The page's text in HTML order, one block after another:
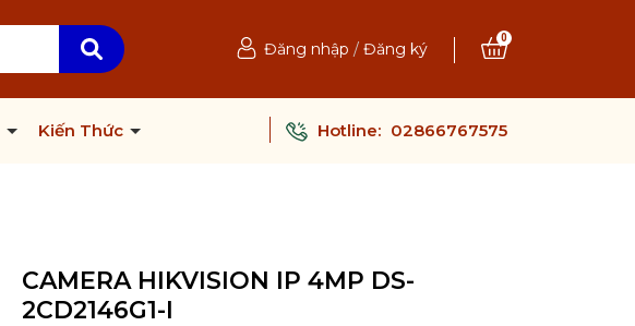
Đăng nhập / Đăng ký
0
Kiến Thức Hotline: 02866767575
CAMERA HIKVISION IP 4MP DS-
2CD2146G1-I